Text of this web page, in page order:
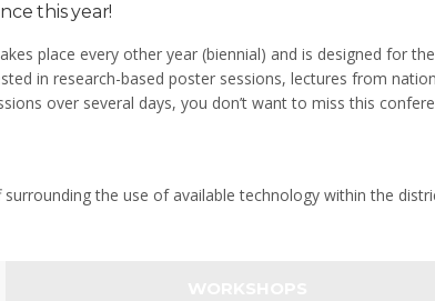
this year!
place every other year (biennial) and is designed for
in research-based poster sessions, lectures from
over several days, you don’t want to miss this
the use of available technology within the